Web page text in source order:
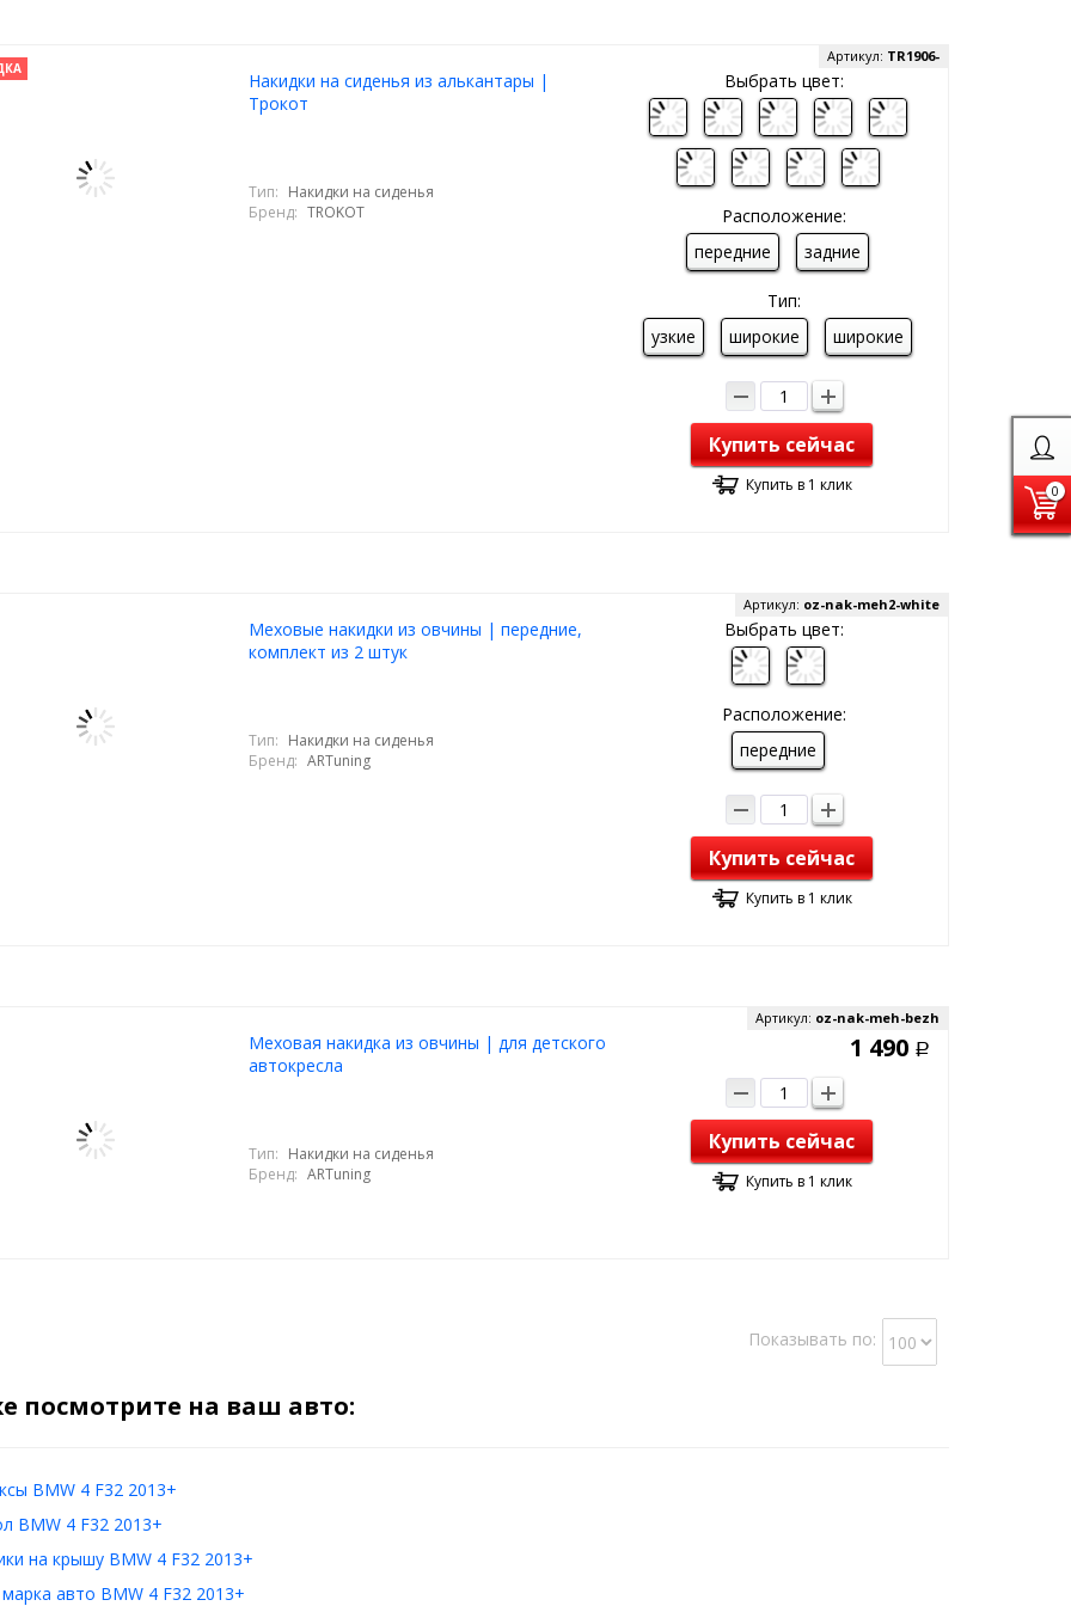
0
Накидки на сиденья из алькантары |
Трокот
Артикул: TR1906-
Тип: Накидки на сиденья
Бренд: TROKOT
Выбрать цвет:
Расположение:
передние
задние
Тип:
узкие
широкие широкие
Купить сейчас
Купить в 1 клик
Меховые накидки из овчины | передние,
комплект из 2 штук
Артикул: oz-nak-meh2-white
Тип: Накидки на сиденья
Бренд: ARTuning
Выбрать цвет:
Расположение:
передние
Купить сейчас
Купить в 1 клик
Меховая накидка из овчины | для детского
автокресла
Артикул: oz-nak-meh-bezh
Тип: Накидки на сиденья
Бренд: ARTuning
1 490 Р
Купить сейчас
Купить в 1 клик
Показывать по:
посмотрите на ваш авто:
BMW 4 F32 2013+
BMW 4 F32 2013+
на крышу BMW 4 F32 2013+
авто BMW 4 F32 2013+